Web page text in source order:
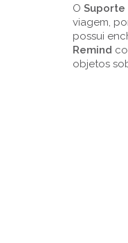
O
viagem,
possui
Remind
objetos